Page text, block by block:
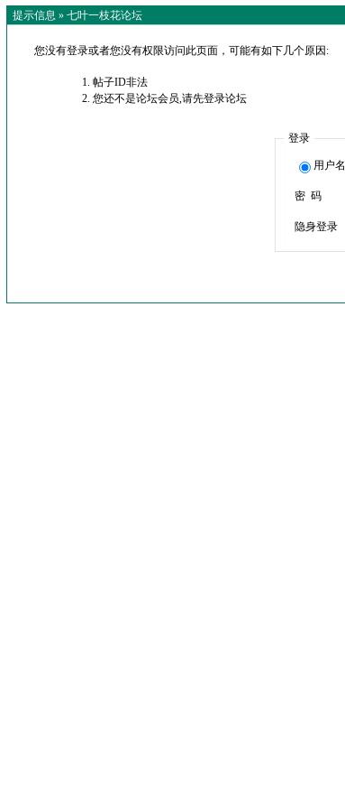
提示信息 » 七叶一枝花论坛
您没有登录或者您没有权限访问此页面，可能有如下几个原因:
帖子ID非法
您还不是论坛会员,请先登录论坛
登录
用户名
密 码
隐身登录